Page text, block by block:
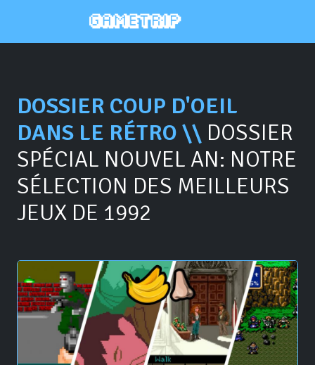
DOSSIER COUP D'OEIL
DANS LE RÉTRO \\ DOSSIER
SPÉCIAL NOUVEL AN: NOTRE
SÉLECTION DES MEILLEURS
JEUX DE 1992